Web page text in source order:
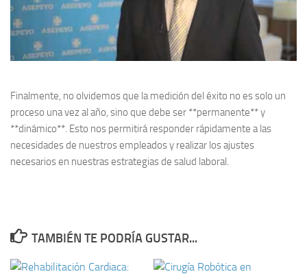
Finalmente, no olvidemos que la medición del éxito no es solo un
proceso una vez al año, sino que debe ser **permanente** y
**dinámico**. Esto nos permitirá responder rápidamente a las
necesidades de nuestros empleados y realizar los ajustes
necesarios en nuestras estrategias de salud laboral.
TAMBIÉN TE PODRÍA GUSTAR...